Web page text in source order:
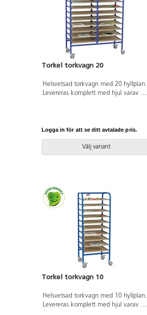
Torkel torkvagn 20
Helsvetsad torkvagn med 20 hyllplan.
Levereras komplett med hjul varav 2
6 mm MDF.
Logga in för att se ditt avtalade pris.
Välj variant
Torkel torkvagn 10
Helsvetsad torkvagn med 10 hyllplan.
Levereras komplett med hjul varav 2